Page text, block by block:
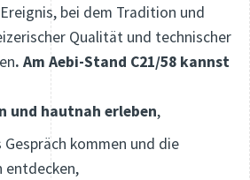
bei dem Tradition und
Qualität und technischer
. Am Aebi-Stand C21/58 kannst
und hautnah erleben,
Gespräch kommen und die
entdecken,